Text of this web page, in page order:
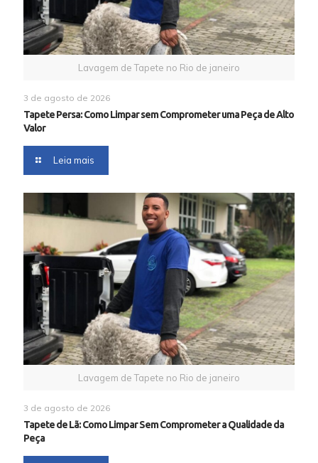
Lavagem de Tapete no Rio de janeiro
3 de agosto de 2026
Tapete Persa: Como Limpar sem Comprometer uma Peça de Alto
Valor
Leia mais
Lavagem de Tapete no Rio de janeiro
3 de agosto de 2026
Tapete de Lã: Como Limpar Sem Comprometer a Qualidade da
Peça